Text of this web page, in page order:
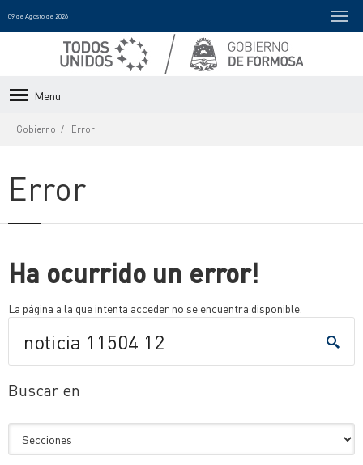
09 de Agosto de 2026
Menu
Gobierno Error
Error
Ha ocurrido un error!
La página a la que intenta acceder no se encuentra disponible.
Buscar en